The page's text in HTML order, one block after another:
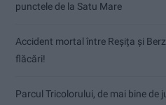
punctele de la Satu Mare
Accident mortal între Reșița și
flăcări!
Parcul Tricolorului, de mai bine de